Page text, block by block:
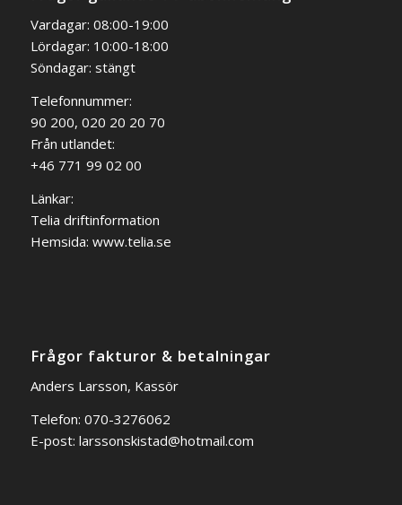
Vardagar: 08:00-19:00
Lördagar: 10:00-18:00
Söndagar: stängt
Telefonnummer:
90 200, 020 20 20 70
Från utlandet:
+46 771 99 02 00
Länkar:
Telia driftinformation
Hemsida: www.telia.se
Frågor fakturor & betalningar
Anders Larsson, Kassör
Telefon: 070-3276062
E-post: larssonskistad@hotmail.com